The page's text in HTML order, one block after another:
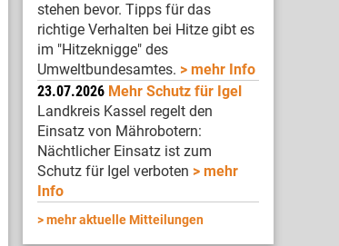
stehen bevor. Tipps für das
richtige Verhalten bei Hitze gibt es
im "Hitzeknigge" des
Umweltbundesamtes.
mehr Info
23.07.2026 Mehr Schutz für Igel
Landkreis Kassel regelt den
Einsatz von Mährobotern:
Nächtlicher Einsatz ist zum
Schutz für Igel verboten
mehr
Info
mehr aktuelle Mitteilungen